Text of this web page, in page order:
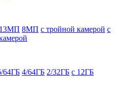
13МП 8МП с тройной камерой с
64ГБ 4/64ГБ 2/32ГБ с 12ГБ